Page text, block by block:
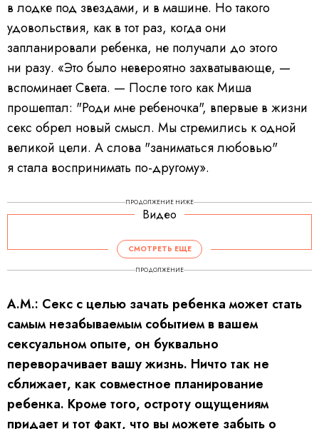
в лодке под звездами, и в машине. Но такого
удовольствия, как в тот раз, когда они
запланировали ребенка, не получали до этого
ни разу. «Это было невероятно захватывающе, —
вспоминает Света. — После того как Миша
прошептал: "Роди мне ребеночка", впервые в жизни
секс обрел новый смысл. Мы стремились к одной
великой цели. А слова "заниматься любовью"
я стала воспринимать по-другому».
ПРОДОЛЖЕНИЕ НИЖЕ
Видео
СМОТРЕТЬ ЕЩЕ
ПРОДОЛЖЕНИЕ
А.М.: Секс с целью зачать ребенка может стать
самым незабываемым событием в вашем
сексуальном опыте, он буквально
переворачивает вашу жизнь. Ничто так не
сближает, как совместное планирование
ребенка. Кроме того, остроту ощущениям
придает и тот факт, что вы можете забыть о